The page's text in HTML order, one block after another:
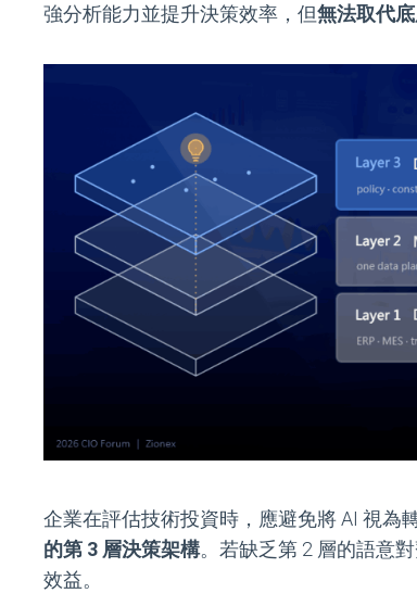
強分析能力並提升決策效率，但無法取代
企業在評估技術投資時，應避免將 AI 視為
的第 3 層決策架構。若缺乏第 2 層的語意
效益。